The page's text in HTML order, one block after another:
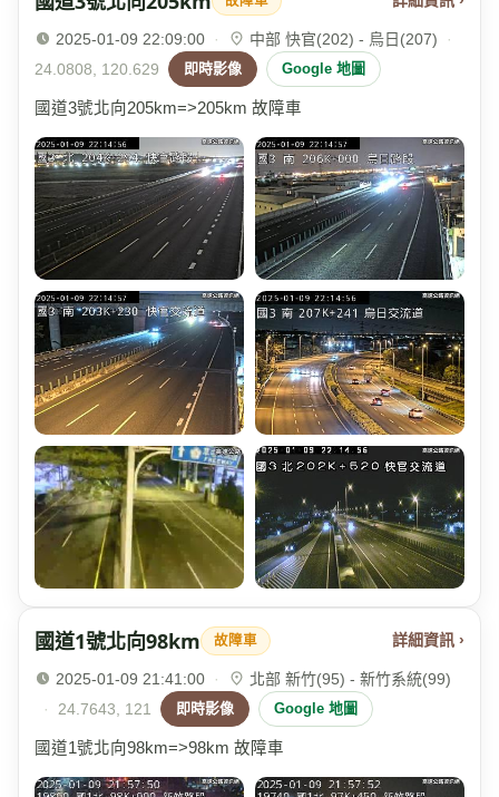
2025-01-09 22:09:00 · 中部 快官(202) - 烏日(207)
·
24.0808, 120.629
即時影像 Google 地圖
國道3號北向205km=>205km 故障車
國道1號北向98km 故障車 詳細資訊 ›
2025-01-09 21:41:00 ·
北部 新竹(95) - 新竹系統(99)
·
24.7643, 121 即時影像 Google 地圖
國道1號北向98km=>98km 故障車